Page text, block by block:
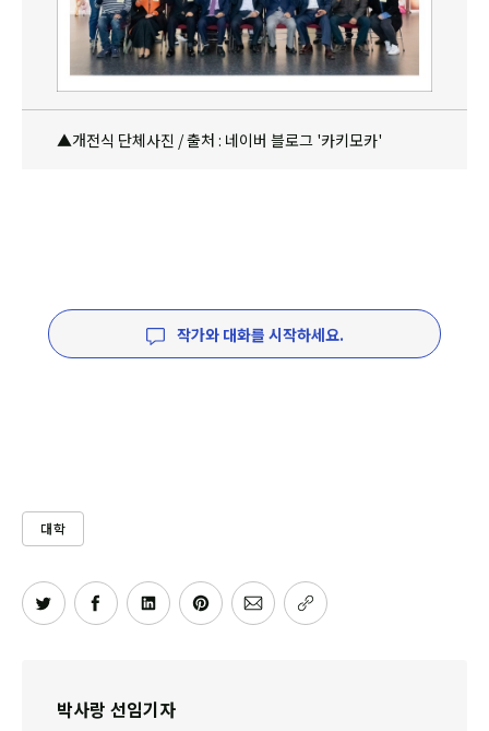
▲개전식 단체사진 / 출처 : 네이버 블로그 '카키모카'
작가와 대화를 시작하세요.
대학
박사랑 선임기자